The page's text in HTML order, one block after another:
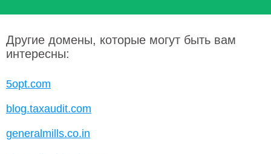
Другие домены, которые могут быть вам
интересны:
5opt.com
blog.taxaudit.com
generalmills.co.in